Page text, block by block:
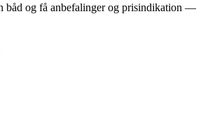
båd og få anbefalinger og prisindikation —